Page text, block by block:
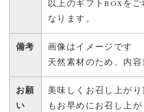
以上のギフトBOXを
なります。
備考
画像はイメージです
天然素材のため、内容
お願
い
美味しくお召し上が
もお早めにお召し上が